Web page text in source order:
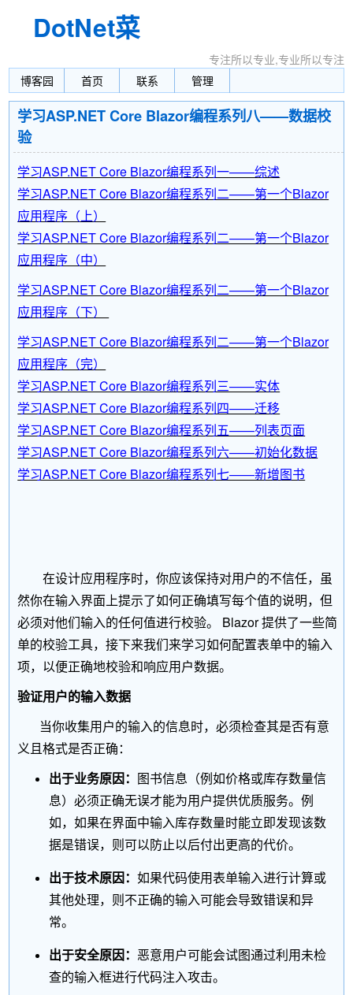
DotNet菜
园
专注所以专业,专业所以专注
博客园
首页 联系 管理
学习ASP.NET Core Blazor编程系列八——数据校
验
学习ASP.NET Core Blazor编程系列一——综述
学习ASP.NET Core Blazor编程系列二——第一个Blazor
应用程序（上）
学习ASP.NET Core Blazor编程系列二——第一个Blazor
应用程序（中）
学习ASP.NET Core Blazor编程系列二——第一个Blazor
应用程序（下）
学习ASP.NET Core Blazor编程系列二——第一个Blazor
应用程序（完）
学习ASP.NET Core Blazor编程系列三——实体
学习ASP.NET Core Blazor编程系列四——迁移
学习ASP.NET Core Blazor编程系列五——列表页面
学习ASP.NET Core Blazor编程系列六——初始化数据
学习ASP.NET Core Blazor编程系列七——新增图书
在设计应用程序时，你应该保持对用户的不信任，虽
然你在输入界面上提示了如何正确填写每个值的说明，但
必须对他们输入的任何值进行校验。 Blazor 提供了一些简
单的校验工具，接下来我们来学习如何配置表单中的输入
项，以便正确地校验和响应用户数据。
验证用户的输入数据
当你收集用户的输入的信息时，必须检查其是否有意
义且格式是否正确：
出于业务原因： 图书信息（例如价格或库存数量信
息）必须正确无误才能为用户提供优质服务。例
如，如果在界面中输入库存数量时能立即发现该数
据是错误，则可以防止以后付出更高的代价。
出于技术原因：如果代码使用表单输入进行计算或
其他处理，则不正确的输入可能会导致错误和异
常。
出于安全原因： 恶意用户可能会试图通过利用未检
查的输入框进行代码注入攻击。